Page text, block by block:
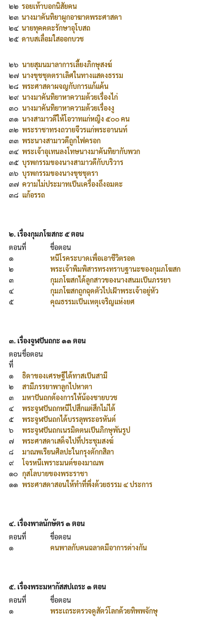
๒๒ รอยเท้าบอกนิสัยคน
๒๓ นางมาคันทิยาผูกอาฆาตพระศาสดา
๒๔ นายทุคคตะรักษาอุโบสถ
๒๕ ดาบสเลื่อมใสออกบวช
๒๖ นายสุมนมาลาการเลี้ยงภิกษุสงฆ์
๒๗ นางขุชชุตตราเลิศในทางแสดงธรรม
๒๘ พระศาสดาผจญกับการแก้แค้น
๒๙ นางมาคันทิยาหาความด้วยเรื่องไก่
๓๐ นางมาคันทิยาหาความด้วยเรื่องงู
๓๑ นางสามาวดีให้โอวาทแก่หญิง ๕๐๐ คน
๓๒ พระราชาทรงถวายจีวรแก่พระอานนท์
๓๓ พระนางสามาวดีถูกไฟครอก
๓๔ พระเจ้าอุเทนลงโทษนางมาคันทิยากับพวก
๓๕ บุรพกรรมของนางสามาวดีกับบริวาร
๓๖ บุรพกรรมของนางขุชชุตรา
๓๗ ความไม่ประมาทเป็นเครื่องถึงอมตะ
๓๘ แก้อรรถ
๒. เรื่องกุมภโฆสกะ ๕ ตอน
ตอนที่
ชื่อตอน
๑
หนีโรคระบาดเพื่อเอาชีวิตรอด
๒
พระเจ้าพิมพิสารทรงทราบฐานะของกุมภโฆสก
๓
กุมภโฆสกได้ลูกสาวของนางสนมเป็นภรรยา
๔
กุมภโฆสกถูกฉุดตัวไปเฝ้าพระเจ้าอยู่หัว
๕
คุณธรรมเป็นเหตุเจริญแห่งยศ
๓. เรื่องจูฬปันถกะ ๑๑ ตอน
ตอน
ที่
ชื่อตอน
๑
ธิดาของเศรษฐีได้ทาสเป็นสามี
๒
สามีภรรยาพาลูกไปหาตา
๓
มหาปันถกต้องการให้น้องชายบวช
๔
พระจูฬปันถกหนีไปสึกแต่สึกไม่ได้
๕
พระจูฬปันถกได้บรรลุพระอรหันต์
๖
พระจูฬปันถกเนรมิตตนเป็นภิกษุพันรูป
๗
พระศาสดาเสด็จไปที่ประชุมสงฆ์
๘
มาณพเรียนศิลปะในกรุงตักกสิลา
๙
โจรหนีเพราะมนต์ของมาณพ
๑๐ กุสโลบายของพระราชา
๑๑ พระศาสดาสอนให้ทำที่พึ่งด้วยธรรม ๔ ประการ
๔. เรื่องพาลนักษัตร ๑ ตอน
ตอนที่
ชื่อตอน
๑
คนพาลกับคนฉลาดมีอาการต่างกัน
๕. เรื่องพระมหากัสสปเถระ ๑ ตอน
ตอนที่
ชื่อตอน
๑
พระเถระตรวจดูสัตว์โลกด้วยทิพพจักษุ